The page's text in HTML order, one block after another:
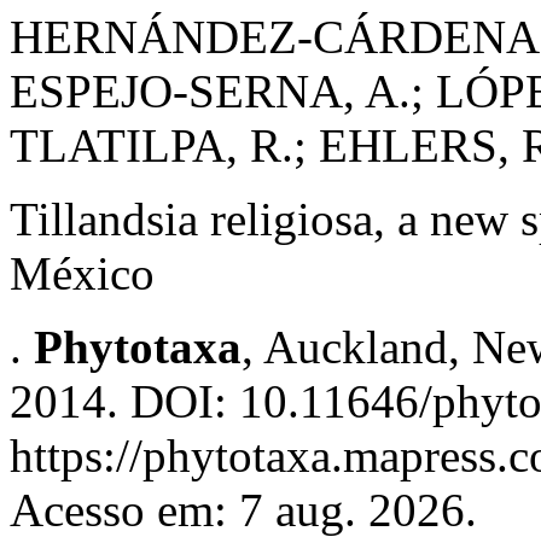
HERNÁNDEZ-
ESPEJO-SERNA, A.;
TLATILPA, R.; EHLERS,
Tillandsia religiosa, a new
México
. Phytotaxa, Auckland,
2014. DOI: 10.11646/
https://
Acesso em: 7 aug. 2026.